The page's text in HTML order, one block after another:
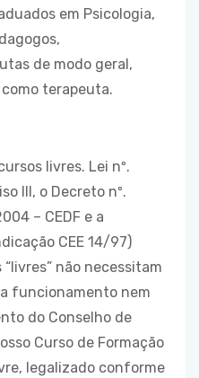
em Psicologia,
de modo geral,
terapeuta.
livres. Lei nº.
III, o Decreto nº.
– CEDF e a
CEE 14/97)
não necessitam
funcionamento nem
do Conselho de
Curso de Formação
legalizado conforme